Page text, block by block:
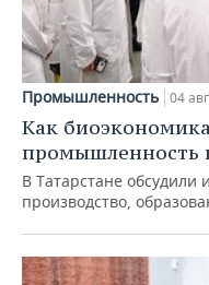
Промышленность 04
Как
промышленность
В Татарстане обсудили
производство,